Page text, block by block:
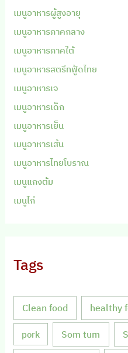
เมนูอาหารผู้สูงอายุ
เมนูอาหารภาคกลาง
เมนูอาหารภาคใต้
เมนูอาหารสตรีทฟู้ดไทย
เมนูอาหารเจ
เมนูอาหารเด็ก
เมนูอาหารเย็น
เมนูอาหารเส้น
เมนูอาหารไทยโบราณ
เมนูแกงต้ม
เมนูไก่
Tags
Clean food healthy
pork Som tum